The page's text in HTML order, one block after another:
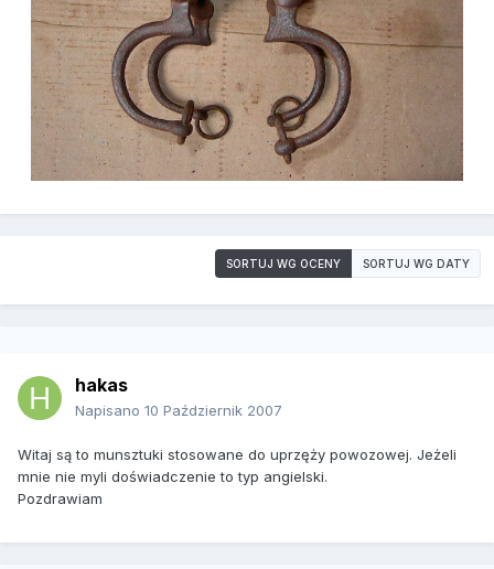
SORTUJ WG OCENY SORTUJ WG DATY
hakas
Napisano 10 Październik 2007
Witaj są to munsztuki stosowane do uprzęży powozowej. Jeżeli
mnie nie myli doświadczenie to typ angielski.
Pozdrawiam